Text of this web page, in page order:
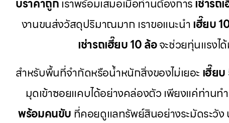
บราคาถูก เราพร้อมเสมอเมื่อท่านต้องการเช่ารถ
งานขนส่งวัสดุปริมาณมาก เราขอแนะนำเฮี๊ยบ
เช่ารถเฮี๊ยบ 10 ล้อจะช่วยทุ่นแรงไ
สำหรับพื้นที่จำกัดหรือน้ำหนักสิ่งของไม่เยอะ เฮี๊ย
มุดเข้าซอยแคบได้อย่างคล่องตัว เพียงแค่ท่านท
พร้อมคนขับ ที่คอยดูแลทรัพย์สินอย่างระมัดระวัง